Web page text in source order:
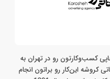
کسب‌وکارتون رو در تهران به
کروشه این‌کار رو براتون انجام